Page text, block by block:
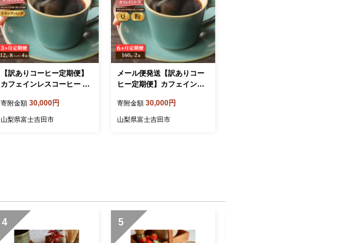
【訳ありコーヒー定期便】
カフェインレスコーヒー デ
いた スペシャルティコーヒ
ーセット（ドリップ32パッ
寄附金額 30,000円
山梨県富士吉田市
メール便発送【訳ありコー
ヒー定期便】カフェインレ
の湧き水で磨いた スペシャ
ルティコーヒーセット 6ヶ
寄附金額 30,000円
山梨県富士吉田市
4 5